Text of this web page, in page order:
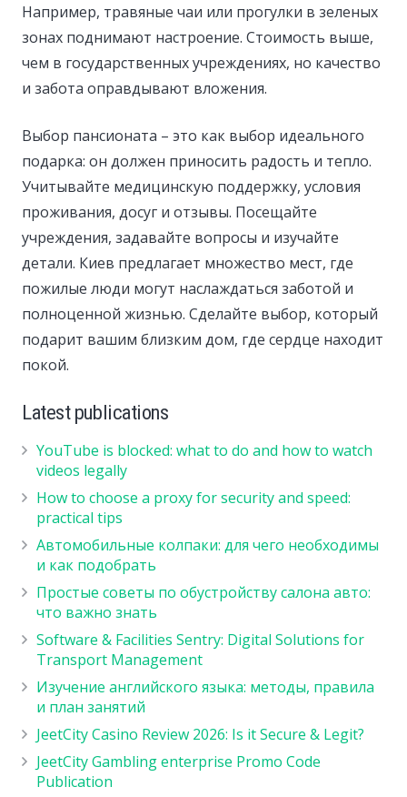
Например, травяные чаи или прогулки в зеленых
зонах поднимают настроение. Стоимость выше,
чем в государственных учреждениях, но качество
и забота оправдывают вложения.
Выбор пансионата – это как выбор идеального
подарка: он должен приносить радость и тепло.
Учитывайте медицинскую поддержку, условия
проживания, досуг и отзывы. Посещайте
учреждения, задавайте вопросы и изучайте
детали. Киев предлагает множество мест, где
пожилые люди могут наслаждаться заботой и
полноценной жизнью. Сделайте выбор, который
подарит вашим близким дом, где сердце находит
покой.
Latest publications
YouTube is blocked: what to do and how to watch
videos legally
How to choose a proxy for security and speed:
practical tips
Автомобильные колпаки: для чего необходимы
и как подобрать
Простые советы по обустройству салона авто:
что важно знать
Software & Facilities Sentry: Digital Solutions for
Transport Management
Изучение английского языка: методы, правила
и план занятий
JeetCity Casino Review 2026: Is it Secure & Legit?
JeetCity Gambling enterprise Promo Code
Publication